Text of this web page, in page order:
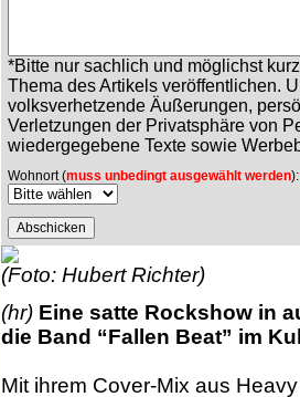
*Bitte nur sachlich und möglichst
Thema des Artikels veröffentlichen.
volksverhetzende Äußerungen,
Verletzungen der Privatsphäre von
wiedergegebene Texte sowie
Wohnort (muss unbedingt ausgewählt werden):
(Foto: Hubert Richter)
(hr) Eine satte Rockshow in
die Band “Fallen Beat” im
Mit ihrem Cover-Mix aus